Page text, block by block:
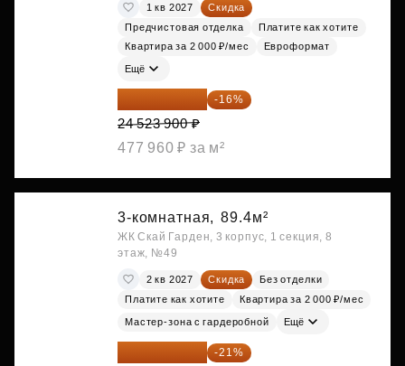
1 кв 2027
Скидка
Предчистовая отделка
Платите как хотите
Квартира за 2 000 ₽/мес
Евроформат
Ещё
20 600 076 ₽ -16%
24 523 900 ₽
477 960 ₽ за м²
3-комнатная, 89.4м²
ЖК Скай Гарден, 3 корпус, 1 секция, 8
этаж, №49
2 кв 2027 Скидка
Без отделки
Платите как хотите
Квартира за 2 000 ₽/мес
Мастер-зона с гардеробной Ещё
29 408 666 ₽ -21%